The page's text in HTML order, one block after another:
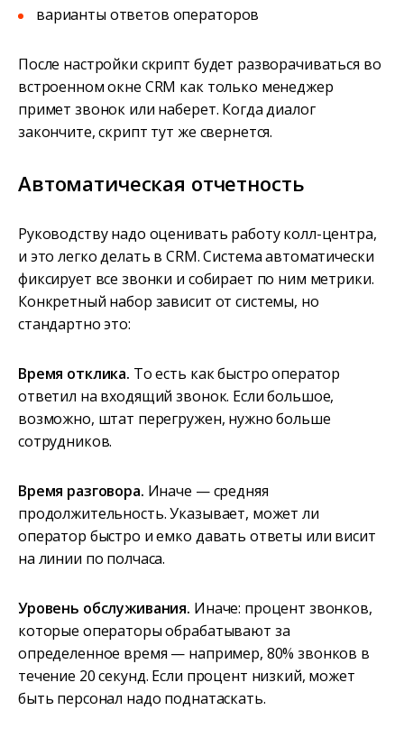
варианты ответов операторов
После настройки скрипт будет разворачиваться во
встроенном окне CRM как только менеджер
примет звонок или наберет. Когда диалог
закончите, скрипт тут же свернется.
Автоматическая отчетность
Руководству надо оценивать работу колл-центра,
и это легко делать в CRM. Система автоматически
фиксирует все звонки и собирает по ним метрики.
Конкретный набор зависит от системы, но
стандартно это:
Время отклика. То есть как быстро оператор
ответил на входящий звонок. Если большое,
возможно, штат перегружен, нужно больше
сотрудников.
Время разговора. Иначе — средняя
продолжительность. Указывает, может ли
оператор быстро и емко давать ответы или висит
на линии по полчаса.
Уровень обслуживания. Иначе: процент звонков,
которые операторы обрабатывают за
определенное время — например, 80% звонков в
течение 20 секунд. Если процент низкий, может
быть персонал надо поднатаскать.